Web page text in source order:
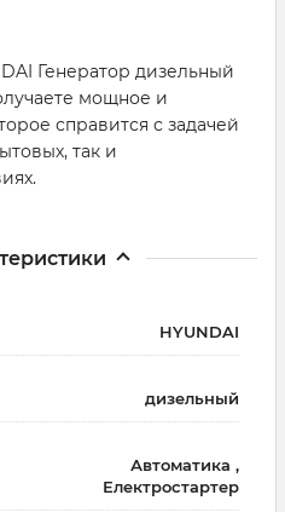
Генератор дизельный
мощное и
справится с задачей
так и
HYUNDAI
дизельный
Автоматика ,
Електростартер